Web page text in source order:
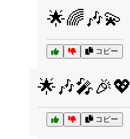
🌟🌈🎶💫
コピー
🌟🎶🎤🎉💖
コピー